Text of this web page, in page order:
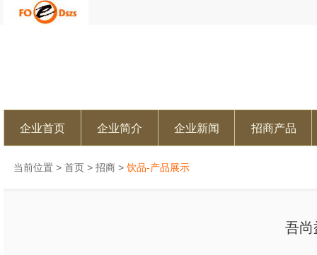
企业首页 企业简介 企业新闻 招商产品
当前位置 > 首页 > 招商 > 饮品-产品展示
吾